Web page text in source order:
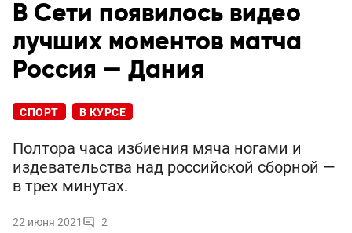
В Сети появилось видео
лучших моментов матча
Россия — Дания
СПОРТ В КУРСЕ
Полтора часа избиения мяча ногами и
издевательства над российской сборной —
в трех минутах.
22 июня 2021 2